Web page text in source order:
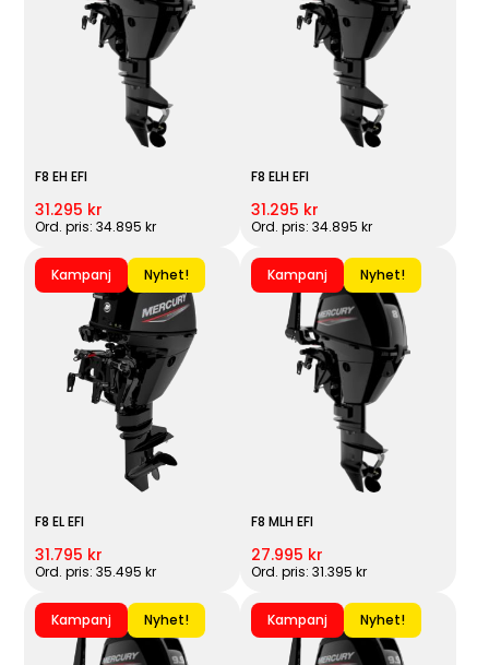
F8 EH EFI
31.295 kr
Ord. pris: 34.895 kr
F8 ELH EFI
31.295 kr
Ord. pris: 34.895 kr
Kampanj Nyhet!
F8 EL EFI
31.795 kr
Ord. pris: 35.495 kr
Kampanj Nyhet!
F8 MLH EFI
27.995 kr
Ord. pris: 31.395 kr
Kampanj Nyhet! Kampanj Nyhet!